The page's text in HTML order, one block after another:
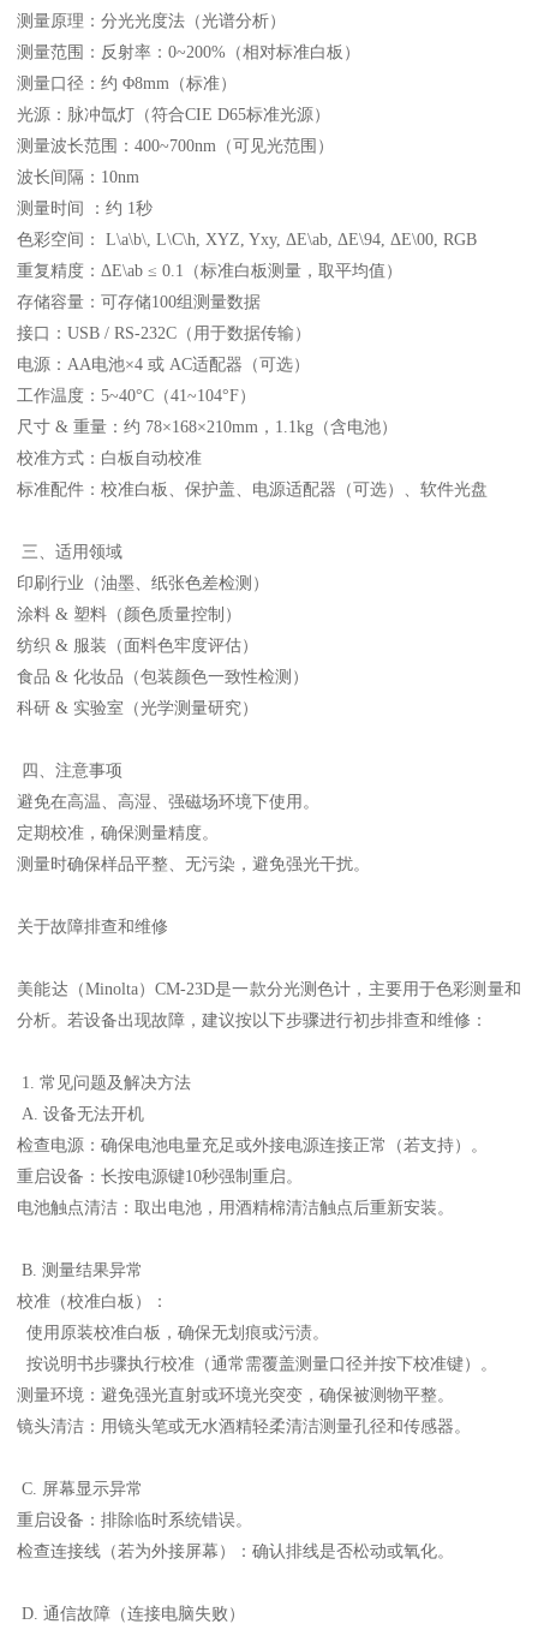
测量原理：分光光度法（光谱分析）
测量范围：反射率：0~200%（相对标准白板）
测量口径：约 Φ8mm（标准）
光源：脉冲氙灯（符合CIE D65标准光源）
测量波长范围：400~700nm（可见光范围）
波长间隔：10nm
测量时间 ：约 1秒
色彩空间： L\a\b\, L\C\h, XYZ, Yxy, ΔE\ab, ΔE\94, ΔE\00, RGB
重复精度：ΔE\ab ≤ 0.1（标准白板测量，取平均值）
存储容量：可存储100组测量数据
接口：USB / RS-232C（用于数据传输）
电源：AA电池×4 或 AC适配器（可选）
工作温度：5~40°C（41~104°F）
尺寸 & 重量：约 78×168×210mm，1.1kg（含电池）
校准方式：白板自动校准
标准配件：校准白板、保护盖、电源适配器（可选）、软件光盘
三、适用领域
印刷行业（油墨、纸张色差检测）
涂料 & 塑料（颜色质量控制）
纺织 & 服装（面料色牢度评估）
食品 & 化妆品（包装颜色一致性检测）
科研 & 实验室（光学测量研究）
四、注意事项
避免在高温、高湿、强磁场环境下使用。
定期校准，确保测量精度。
测量时确保样品平整、无污染，避免强光干扰。
关于故障排查和维修
美能达（Minolta）CM-23D是一款分光测色计，主要用于色彩测量和
分析。若设备出现故障，建议按以下步骤进行初步排查和维修：
1. 常见问题及解决方法
A. 设备无法开机
检查电源：确保电池电量充足或外接电源连接正常（若支持）。
重启设备：长按电源键10秒强制重启。
电池触点清洁：取出电池，用酒精棉清洁触点后重新安装。
B. 测量结果异常
校准（校准白板）：
使用原装校准白板，确保无划痕或污渍。
按说明书步骤执行校准（通常需覆盖测量口径并按下校准键）。
测量环境：避免强光直射或环境光突变，确保被测物平整。
镜头清洁：用镜头笔或无水酒精轻柔清洁测量孔径和传感器。
C. 屏幕显示异常
重启设备：排除临时系统错误。
检查连接线（若为外接屏幕）：确认排线是否松动或氧化。
D. 通信故障（连接电脑失败）